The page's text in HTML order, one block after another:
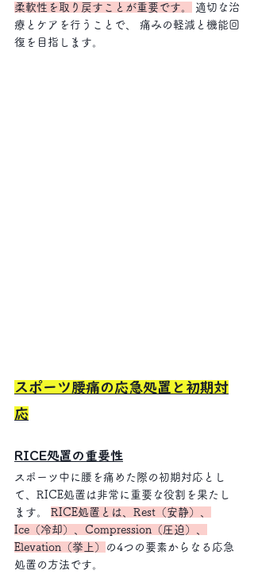
柔軟性を取り戻すことが重要です。
適切な治
療とケアを行うことで、 痛みの軽減と機能回
復を目指します。
スポーツ腰痛の応急処置と初期対
応
RICE処置の重要性
スポーツ中に腰を痛めた際の初期対応とし
て、RICE処置は非常に重要な役割を果たし
ます。 RICE処置とは、Rest（安静）、
Ice（冷却）、Compression（圧迫）、
Elevation（挙上）
の4つの要素からなる応急
処置の方法です。